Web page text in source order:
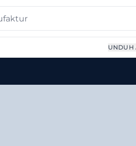
UNDUH
|